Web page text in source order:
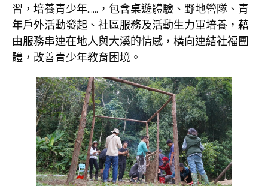
習，培養青少年……，包含桌遊體驗、野地營隊、青
年戶外活動發起、社區服務及活動生力軍培養，藉
由服務串連在地人與大溪的情感，橫向連結社福團
體，改善青少年教育困境。